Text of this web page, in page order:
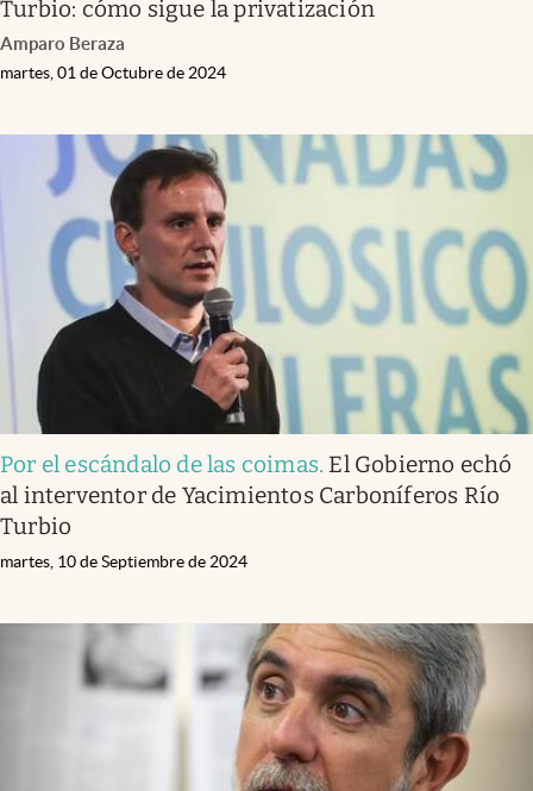
Turbio: cómo sigue la privatización
Amparo Beraza
martes, 01 de Octubre de 2024
Por el escándalo de las coimas. El Gobierno echó
al interventor de Yacimientos Carboníferos Río
Turbio
martes, 10 de Septiembre de 2024